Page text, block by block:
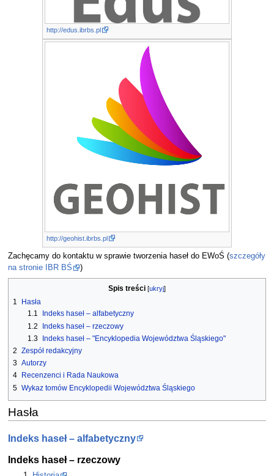
http://edus.ibrbs.pl
http://geohist.ibrbs.pl
Zachęcamy do kontaktu w sprawie tworzenia haseł do EWoŚ (szczegóły
na stronie IBR BŚ
)
Spis treści
1
Hasła
1.1
Indeks haseł – alfabetyczny
1.2
Indeks haseł – rzeczowy
1.3 Indeks haseł – "Encyklopedia Województwa Śląskiego"
2 Zespół redakcyjny
3 Autorzy
4
Recenzenci i Rada Naukowa
5 Wykaz tomów Encyklopedii Województwa Śląskiego
Hasła
Indeks haseł – alfabetyczny
Indeks haseł – rzeczowy